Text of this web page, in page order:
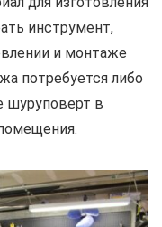
инструмент,
и монтаже
потребуется либо
шуруповерт в